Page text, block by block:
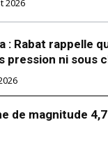
2026
: Rabat rappelle
pression ni sous
de magnitude